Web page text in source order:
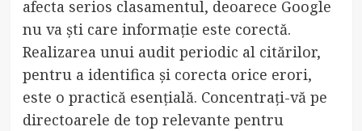
afecta serios clasamentul, deoarece Google
nu va ști care informație este corectă.
Realizarea unui audit periodic al citărilor,
pentru a identifica și corecta orice erori,
este o practică esențială. Concentrați-vă pe
directoarele de top relevante pentru